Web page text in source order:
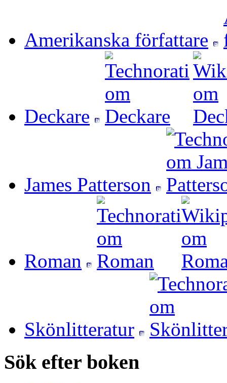
Amerikanska författare
Deckare
James Patterson
Roman
Skönlitteratur
Sök efter boken